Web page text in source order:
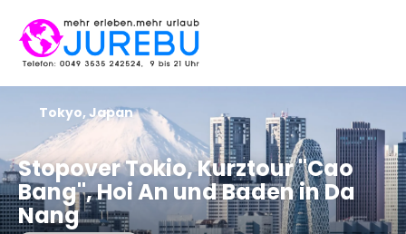
Stopover Tokio, Kurztour "Cao
Bang", Hoi An und Baden in Da
Nang
Tokyo, Japan